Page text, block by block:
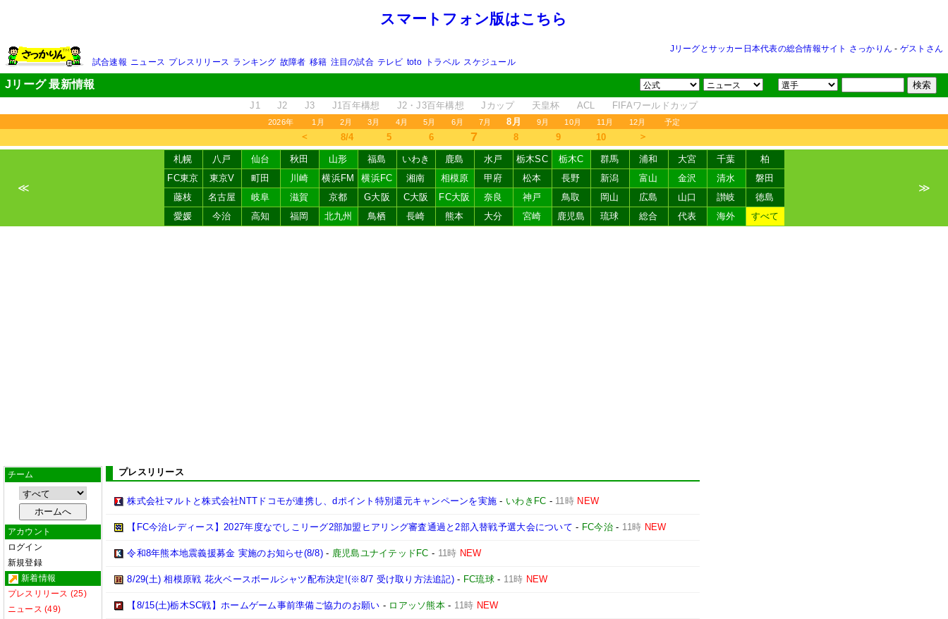
スマートフォン版はこちら
Jリーグとサッカー日本代表の総合情報サイト さっかりん - ゲストさん
試合速報 ニュース プレスリリース ランキング 故障者 移籍 注目の試合 テレビ toto トラベル スケジュール
Jリーグ 最新情報
J1 J2 J3 J1百年構想 J2・J3百年構想 Jカップ 天皇杯 ACL FIFAワールドカップ
2026年 1月 2月 3月 4月 5月 6月 7月 8月 9月 10月 11月 12月 予定
＜ 8/4 5 6 7 8 9 10 ＞
≪
札幌 八戸 仙台 秋田 山形 福島 いわき 鹿島 水戸 栃木SC 栃木C 群馬 浦和 大宮 千葉
柏
FC東京
東京V 町田 川崎 横浜FM 横浜FC 湘南 相模原 甲府 松本 長野 新潟 富山 金沢 清水
磐田
藤枝
名古屋 岐阜 滋賀 京都 G大阪 C大阪 FC大阪 奈良 神戸 鳥取 岡山 広島 山口 讃岐
徳島
愛媛
今治 高知 福岡 北九州 鳥栖 長崎 熊本 大分 宮崎 鹿児島 琉球 総合 代表 海外 すべて
≫
チーム
アカウント
ログイン
新規登録
新着情報
プレスリリース (25)
ニュース (49)
プレスリリース
株式会社マルトと株式会社NTTドコモが連携し、dポイント特別還元キャンペーンを実施 - いわきFC - 11時 NEW
【FC今治レディース】2027年度なでしこリーグ2部加盟ヒアリング審査通過と2部入替戦予選大会について - FC今治- 11時 NEW
令和8年熊本地震義援募金 実施のお知らせ(8/8)- 鹿児島ユナイテッドFC - 11時 NEW
8/29(土) 相模原戦 花火ベースボールシャツ配布決定!(※8/7 受け取り方法追記) - FC琉球- 11時 NEW
【8/15(土)栃木SC戦】ホームゲーム事前準備ご協力のお願い - ロアッソ熊本- 11時 NEW